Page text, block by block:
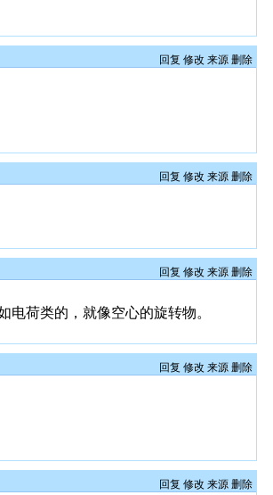
回复 修改 来源 删除
回复 修改 来源 删除
回复 修改 来源 删除
荷类的，就像空心的旋转物。
回复 修改 来源 删除
回复 修改 来源 删除